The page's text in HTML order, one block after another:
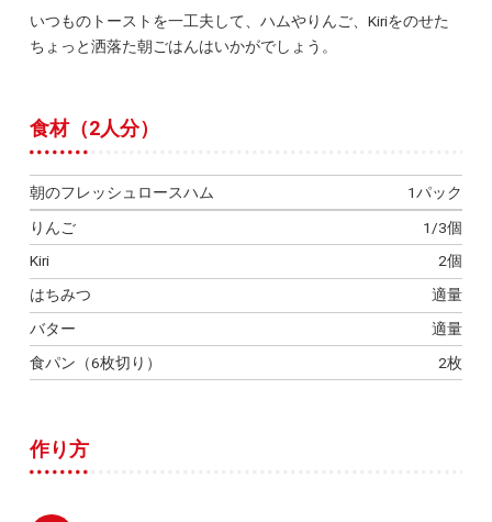
いつものトーストを一工夫して、ハムやりんご、Kiriをのせた
ちょっと洒落た朝ごはんはいかがでしょう。
食材（2人分）
朝のフレッシュロースハム
1パック
りんご
1/3個
Kiri
2個
はちみつ
適量
バター
適量
食パン（6枚切り）
2枚
作り方